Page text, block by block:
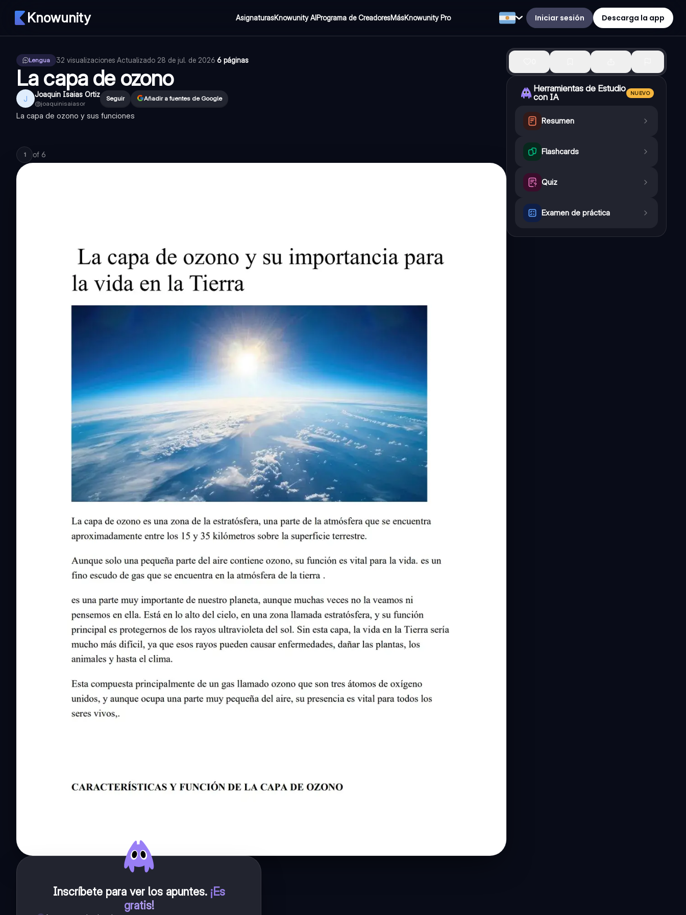
Knowunity AsignaturasKnowunity AIPrograma de CreadoresMásKnowunity Pro Iniciar sesión Descarga la app
Lengua 32 visualizaciones·Actualizado 28 de jul. de 2026·6 páginas
La capa de ozono
J Joaquin Isaias Ortiz
@joaquinisaiasor
Seguir Añadir a fuentes de Google
La capa de ozono y sus funciones
1 of 6
Inscríbete para ver los apuntes. ¡Es
gratis!
Herramientas de Estudio
con IA
NUEVO
Resumen
Flashcards
Quiz
Examen de práctica